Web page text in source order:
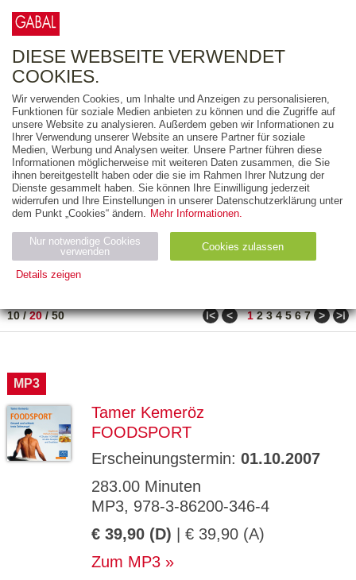
FREITEXT
AUSGABEART
AUS DER REIHE
ZUM THEMA
Neuerscheinung
Bestseller
PREIS
10/20/50 ǀ< < 1 2 3 4 5 6 7 > >ǀ
MP3
Tamer Kemeröz
FOODSPORT
Erscheinungstermin: 01.10.2007
283.00 Minuten
MP3, 978-3-86200-346-4
€ 39,90 (D) | € 39,90 (A)
Zum MP3
DIESE WEBSEITE VERWENDET
COOKIES.
Wir verwenden Cookies, um Inhalte und Anzeigen zu personalisieren,
Funktionen für soziale Medien anbieten zu können und die Zugriffe auf
unsere Website zu analysieren. Außerdem geben wir Informationen zu
Ihrer Verwendung unserer Website an unsere Partner für soziale
Medien, Werbung und Analysen weiter. Unsere Partner führen diese
Informationen möglicherweise mit weiteren Daten zusammen, die Sie
ihnen bereitgestellt haben oder die sie im Rahmen Ihrer Nutzung der
Dienste gesammelt haben. Sie können Ihre Einwilligung jederzeit
widerrufen und Ihre Einstellungen in unserer Datenschutzerklärung unter
dem Punkt „Cookies“ ändern. Mehr Informationen.
Nur notwendige Cookies
verwenden
Cookies zulassen
Details zeigen
Name Zweck
Ty
ESSION
_ID
GV_CO
OKIES
gabal-
verlag.
de
Speichert den Zustimmungsstatus des
Domäne.